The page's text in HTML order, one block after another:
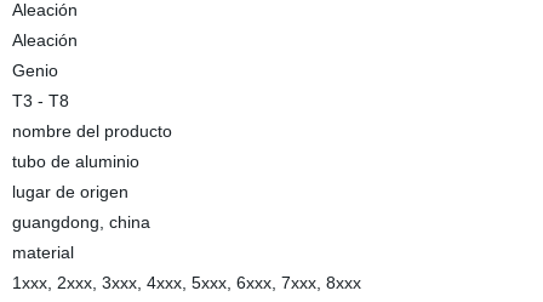
Aleación
Aleación
Genio
T3 - T8
nombre del producto
tubo de aluminio
lugar de origen
guangdong, china
material
1xxx, 2xxx, 3xxx, 4xxx, 5xxx, 6xxx, 7xxx, 8xxx